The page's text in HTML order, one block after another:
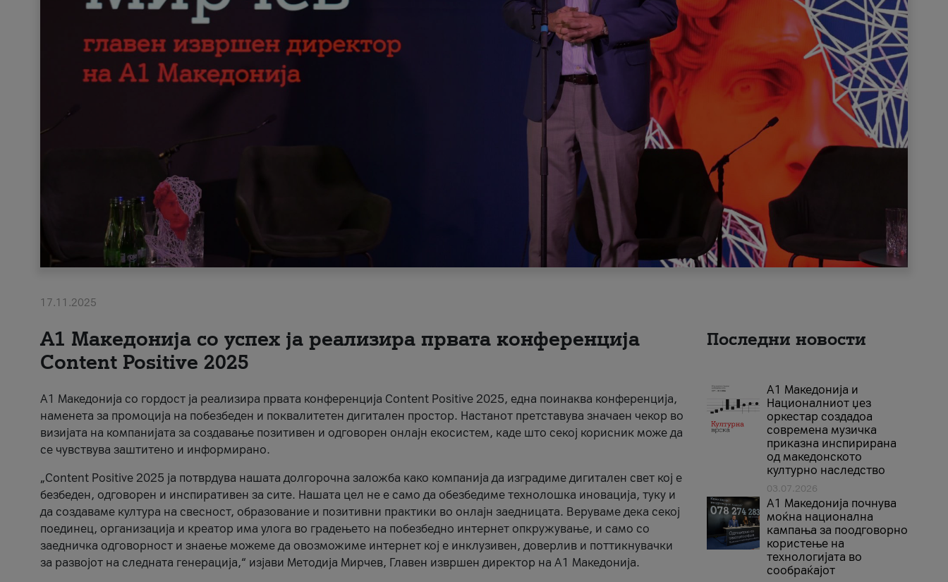
17.11.2025
А1 Македонија со успех ја реализира првата конференција
Content Positive 2025
А1 Македонија со гордост ја реализира првата конференција Content Positive 2025, една поинаква конференција,
наменета за промоција на побезбеден и поквалитетен дигитален простор. Настанот претставува значаен чекор во
визијата на компанијата за создавање позитивен и одговорен онлајн екосистем, каде што секој корисник може да
се чувствува заштитено и информирано.
„Content Positive 2025 ја потврдува нашата долгорочна заложба како компанија да изградиме дигитален свет кој е
безбеден, одговорен и инспиративен за сите. Нашата цел не е само да обезбедиме технолошка иновација, туку и
да создаваме култура на свесност, образование и позитивни практики во онлајн заедницата. Веруваме дека секој
поединец, организација и креатор има улога во градењето на побезбедно интернет опкружување, и само со
заедничка одговорност и знаење можеме да овозможиме интернет кој е инклузивен, доверлив и поттикнувачки
за развојот на следната генерација,“ изјави Методија Мирчев, Главен извршен директор на А1 Македонија.
Последни новости
А1 Македонија и
Националниот џез
оркестар создадоа
современа музичка
приказна инспирирана
од македонското
културно наследство
03.07.2026
A1 Македонија почнува
моќна национална
кампања за поодговорно
користење на
технологијата во
сообраќајот